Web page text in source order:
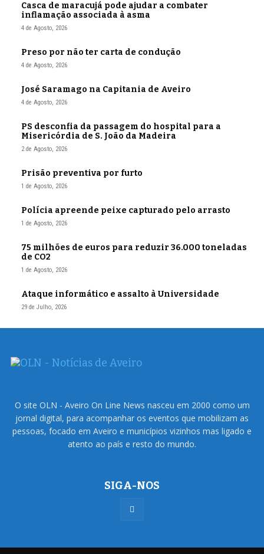
Casca de maracujá pode ajudar a combater
inflamação associada à asma
4 de Agosto, 2026
Preso por não ter carta de condução
4 de Agosto, 2026
José Saramago na Capitania de Aveiro
4 de Agosto, 2026
PS desconfia da passagem do hospital para a
Misericórdia de S. João da Madeira
2 de Agosto, 2026
Prisão preventiva por furto
1 de Agosto, 2026
Polícia apreende peixe capturado pelo arrasto
1 de Agosto, 2026
75 milhões de euros para reduzir 36.000 toneladas
de CO2
1 de Agosto, 2026
Ataque informático e assalto à Universidade
29 de Julho, 2026
O site OLN - Aveiro On Line News nasceu em 2000 como um
jornal digital, para acompanhar os eventos que mobilizam as
pessoas, focado em Aveiro e municípios vizinhos mas ligado e
atento ao país e resto do mundo.
SIGA-NOS